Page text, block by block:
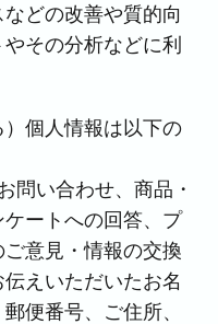
どの改善や質的向
その分析などに利
個人情報は以下の
問い合わせ、商品・
ートへの回答、プ
意見・情報の交換
えいただいたお名
便番号、ご住所、